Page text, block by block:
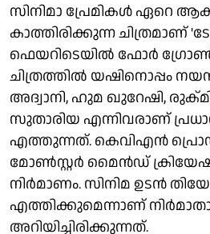
സിനിമാ പ്രേമികൾ ഏറെ
കാത്തിരിക്കുന്ന ചിത്രമാണ്
ഫെയറിടെയിൽ ഫോർ
ചിത്രത്തിൽ യഷിനൊപ്പം
അദ്വാനി, ഹുമ ഖുറേഷി,
സുതാരിയ എന്നിവരാണ്
എത്തുന്നത്. കെവിഎൻ
മോൺസ്റ്റർ മൈൻഡ്
നിർമാണം. സിനിമ ഉടൻ
എത്തിക്കുമെന്നാണ്
അറിയിച്ചിരിക്കുന്നത്.